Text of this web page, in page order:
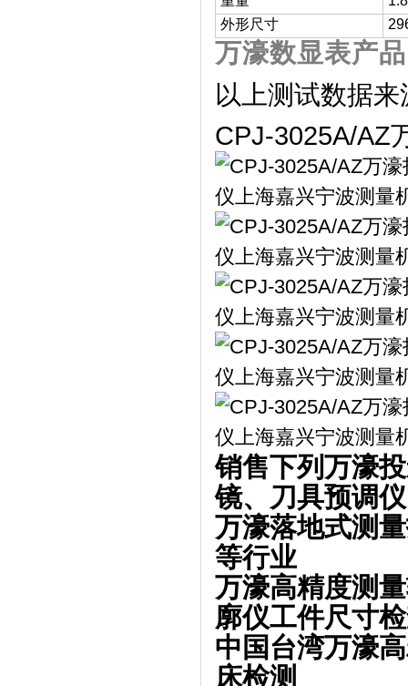
外形尺寸
万濠数显表产品
以上测试数据
CPJ-3025A/AZ
销售下列万濠
镜、刀具预调
万濠落地式测
等行业
万濠高精度测
廓仪工件尺寸
中国台湾万濠
床检测